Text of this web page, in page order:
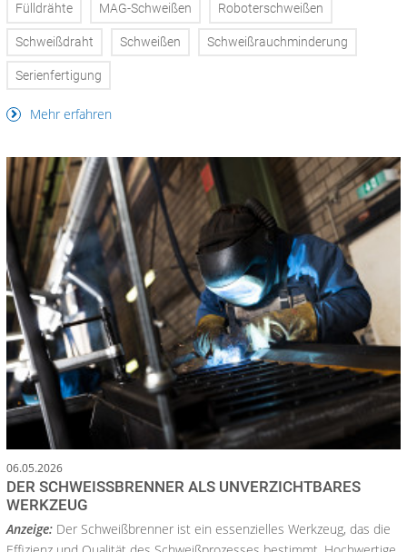
Fülldrähte MAG-Schweißen Roboterschweißen
Schweißdraht Schweißen Schweißrauchminderung
Serienfertigung
Mehr erfahren
06.05.2026
DER SCHWEISSBRENNER ALS UNVERZICHTBARES W
ERKZEUG
Anzeige: Der Schweißbrenner ist ein essenzielles Werkzeug, das die